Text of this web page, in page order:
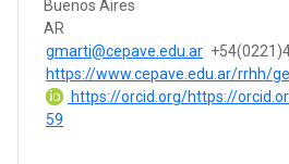
Buenos Aires
AR
gmarti@cepave.edu.ar
https://www.cepave.edu.ar/rrhh/
https://orcid.org/https://
59